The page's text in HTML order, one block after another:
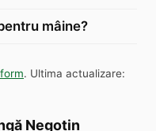
mâine?
. Ultima actualizare:
Negotin